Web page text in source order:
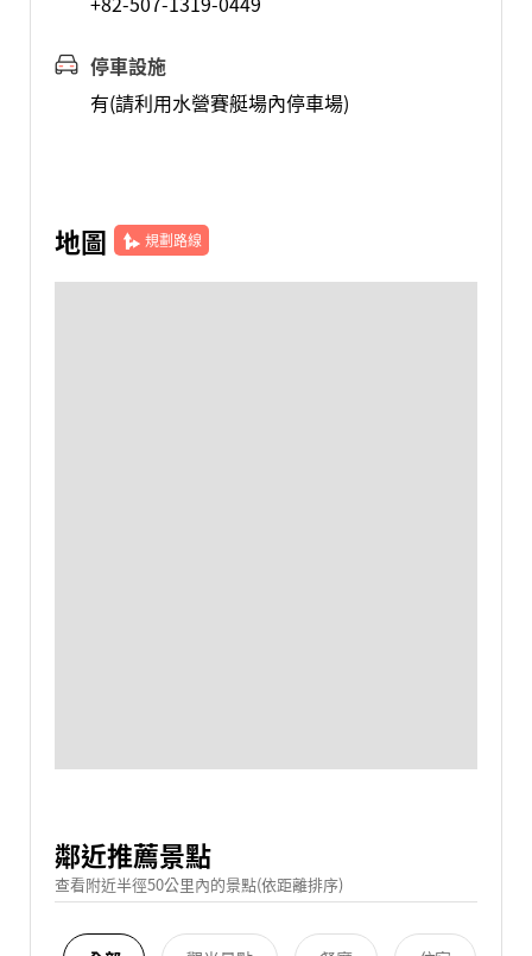
停車設施
有(請利用水營賽艇場內停車場)
地圖 規劃路線
鄰近推薦景點
查看附近半徑50公里內的景點(依距離排序)